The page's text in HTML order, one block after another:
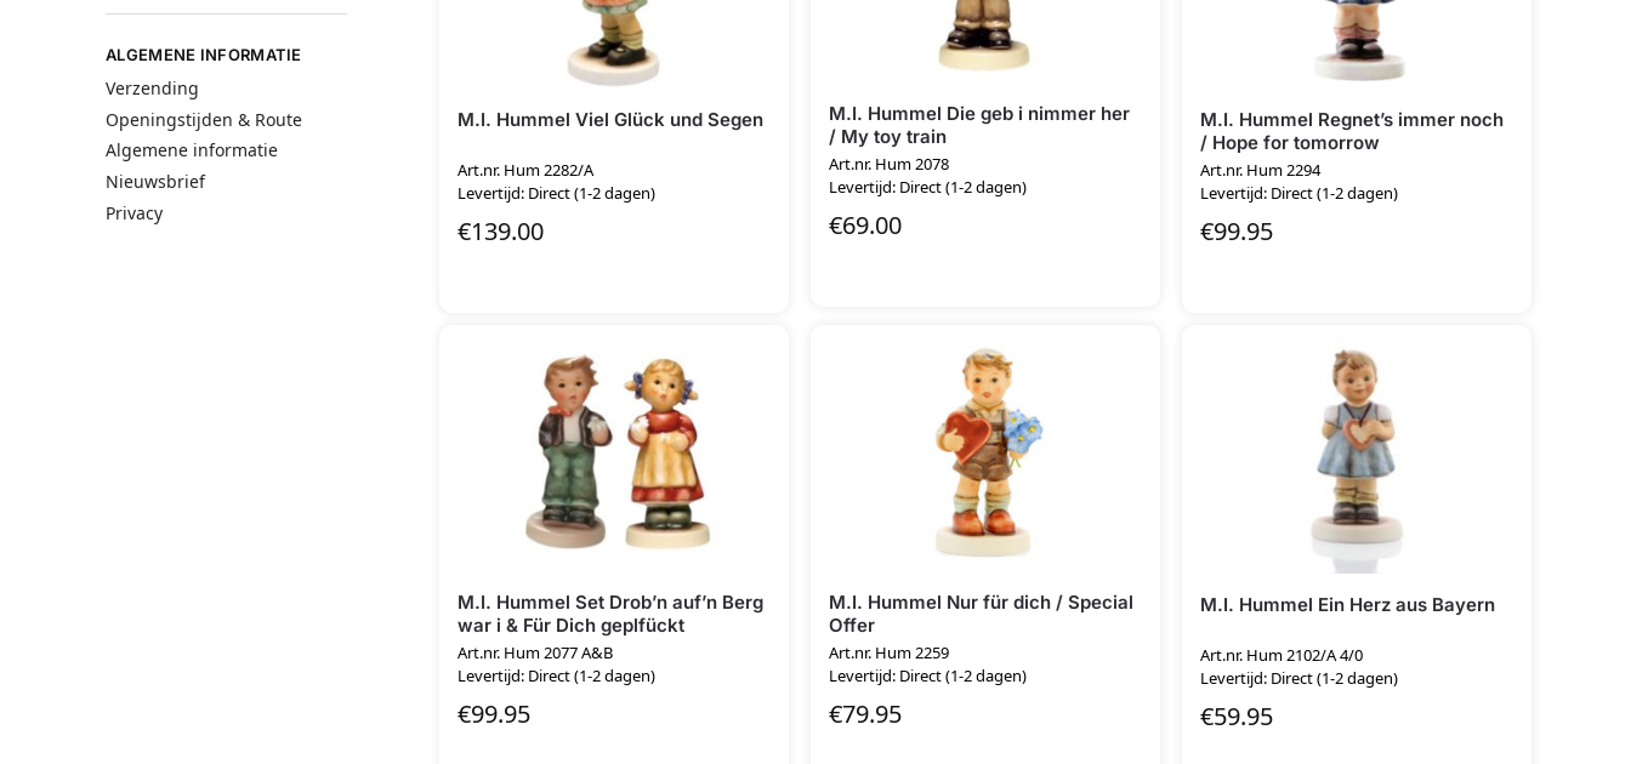
M.I. Hummel Viel Glück und Segen
Art.nr. Hum 2282/A
Levertijd: Direct (1-2 dagen)
€139.00
M.I. Hummel Die geb i nimmer her
/ My toy train
Art.nr. Hum 2078
Levertijd: Direct (1-2 dagen)
€69.00
M.I. Hummel Regnet’s immer noch
/ Hope for tomorrow
Art.nr. Hum 2294
Levertijd: Direct (1-2 dagen)
€99.95
M.I. Hummel Set Drob’n auf’n Berg
war i & Für Dich geplfückt
Art.nr. Hum 2077 A&B
Levertijd: Direct (1-2 dagen)
€99.95
M.I. Hummel Nur für dich / Special
Offer
Art.nr. Hum 2259
Levertijd: Direct (1-2 dagen)
€79.95
M.I. Hummel Ein Herz aus Bayern
Art.nr. Hum 2102/A 4/0
Levertijd: Direct (1-2 dagen)
€59.95
ALGEMENE INFORMATIE
Verzending
Openingstijden & Route
Algemene informatie
Nieuwsbrief
Privacy